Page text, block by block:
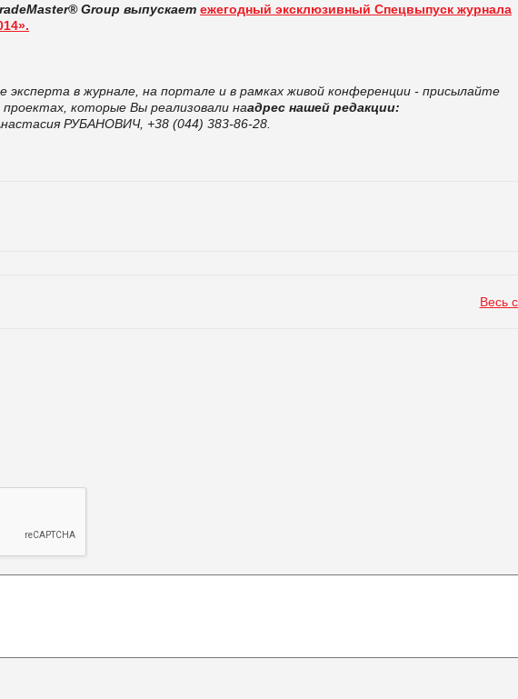
Group выпускает ежегодный эксклюзивный Спецвыпуск журнала
эксперта в журнале, на портале и в рамках живой конференции - присылайте
которые Вы реализовали наадрес нашей редакции:
РУБАНОВИЧ, +38 (044) 383-86-28.
Весь